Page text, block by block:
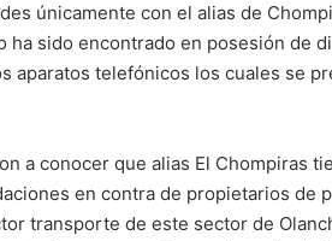
únicamente con el alias de
ha sido encontrado en posesión de
aparatos telefónicos los cuales se
a conocer que alias El Chompiras
en contra de propietarios de
transporte de este sector de